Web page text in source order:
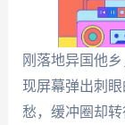
刚落地异国他
现屏幕弹出刺
愁，缓冲圈却